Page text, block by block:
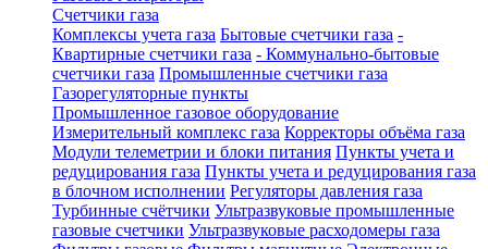
Счетчики газа
Комплексы учета газа Бытовые счетчики газа -
Квартирные счетчики газа - Коммунально-бытовые
счетчики газа Промышленные счетчики газа
Газорегуляторные пункты
Промышленное газовое оборудование
Измерительный комплекс газа Корректоры объёма газа
Модули телеметрии и блоки питания Пункты учета и
редуцирования газа Пункты учета и редуцирования газа
в блочном исполнении Регуляторы давления газа
Турбинные счётчики Ультразвуковые промышленные
газовые счетчики Ультразвуковые расходомеры газа